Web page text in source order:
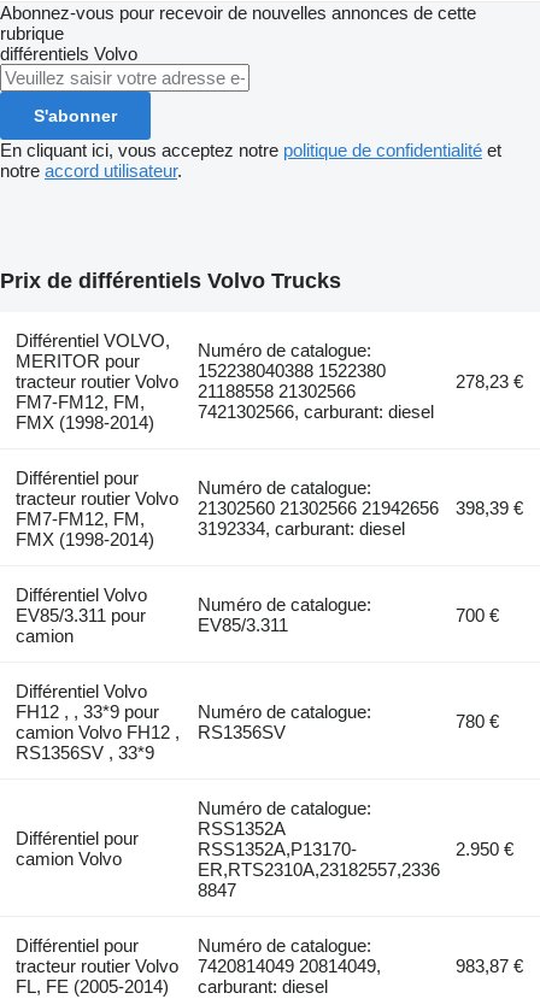
Abonnez-vous pour recevoir de nouvelles annonces de cette
rubrique
différentiels Volvo
S'abonner
En cliquant ici, vous acceptez notre politique de confidentialité et
notre accord utilisateur.
Prix de différentiels Volvo Trucks
Différentiel VOLVO,
MERITOR pour
tracteur routier Volvo
FM7-FM12, FM,
FMX (1998-2014)
Numéro de catalogue:
152238040388 1522380
21188558 21302566
7421302566, carburant: diesel
278,23 €
Différentiel pour
tracteur routier Volvo
FM7-FM12, FM,
FMX (1998-2014)
Numéro de catalogue:
21302560 21302566 21942656
3192334, carburant: diesel
398,39 €
Différentiel Volvo
EV85/3.311 pour
camion
Numéro de catalogue:
EV85/3.311
700 €
Différentiel Volvo
FH12 , , 33*9 pour
camion Volvo FH12 ,
RS1356SV , 33*9
Numéro de catalogue:
RS1356SV
780 €
Différentiel pour
camion Volvo
Numéro de catalogue:
RSS1352A
RSS1352A,P13170-
ER,RTS2310A,23182557,2336
8847
2.950 €
Différentiel pour
tracteur routier Volvo
FL, FE (2005-2014)
Numéro de catalogue:
7420814049 20814049,
carburant: diesel
983,87 €